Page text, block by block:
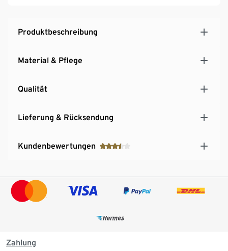
Produktbeschreibung
Material & Pflege
Qualität
Lieferung & Rücksendung
Kundenbewertungen
Zahlung